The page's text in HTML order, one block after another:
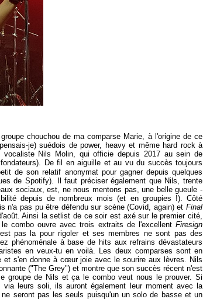
chouchou de ma comparse Marie, à l'origine de ce
je) suédois de power, heavy et même hard rock à
Nils Molin, qui officie depuis 2017 au sein de
De fil en aiguille et au vu du succès toujours
de son relatif anonymat pour gagner depuis quelques
de Spotify). Il faut préciser également que Nils, trente
sociaux, est, ne nous mentons pas, une belle gueule -
depuis de nombreux mois (et en groupies !). Côté
n'a pas pu être défendu sur scène (Covid, again) etFinal
Ainsi la setlist de ce soir est axé sur le premier cité,
combo ouvre avec trois extraits de l'excellent Firesign
pas la pour rigoler et ses membres ne sont pas des
phénoménale à base de hits aux refrains dévastateurs
en veux-tu en voilà. Les deux comparses sont en
et s'en donne à cœur joie avec le sourire aux lèvres. Nils
("The Grey") et montre que son succès récent n'est
groupe de Nils et ça le combo veut nous le prouver. Si
leurs soli, ils auront également leur moment avec la
seront pas les seuls puisqu'un un solo de basse et un